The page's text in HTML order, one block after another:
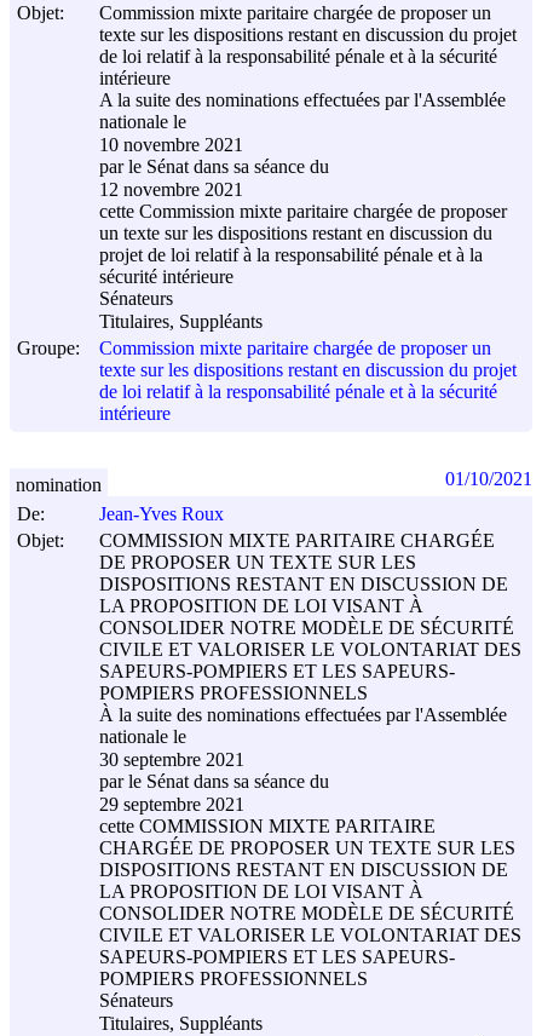
Objet:
Commission mixte paritaire chargée de proposer un
texte sur les dispositions restant en discussion du projet
de loi relatif à la responsabilité pénale et à la sécurité
intérieure
A la suite des nominations effectuées par l'Assemblée
nationale le
10 novembre 2021
par le Sénat dans sa séance du
12 novembre 2021
cette Commission mixte paritaire chargée de proposer
un texte sur les dispositions restant en discussion du
projet de loi relatif à la responsabilité pénale et à la
sécurité intérieure
Sénateurs
Titulaires, Suppléants
Groupe:
Commission mixte paritaire chargée de proposer un
texte sur les dispositions restant en discussion du projet
de loi relatif à la responsabilité pénale et à la sécurité
intérieure
De:
Jean-Yves Roux
Objet:
COMMISSION MIXTE PARITAIRE CHARGÉE
DE PROPOSER UN TEXTE SUR LES
DISPOSITIONS RESTANT EN DISCUSSION DE
LA PROPOSITION DE LOI VISANT À
CONSOLIDER NOTRE MODÈLE DE SÉCURITÉ
CIVILE ET VALORISER LE VOLONTARIAT DES
SAPEURS-POMPIERS ET LES SAPEURS-
POMPIERS PROFESSIONNELS
À la suite des nominations effectuées par l'Assemblée
nationale le
30 septembre 2021
par le Sénat dans sa séance du
29 septembre 2021
cette COMMISSION MIXTE PARITAIRE
CHARGÉE DE PROPOSER UN TEXTE SUR LES
DISPOSITIONS RESTANT EN DISCUSSION DE
LA PROPOSITION DE LOI VISANT À
CONSOLIDER NOTRE MODÈLE DE SÉCURITÉ
CIVILE ET VALORISER LE VOLONTARIAT DES
SAPEURS-POMPIERS ET LES SAPEURS-
POMPIERS PROFESSIONNELS
Sénateurs
Titulaires, Suppléants
nomination 01/10/2021